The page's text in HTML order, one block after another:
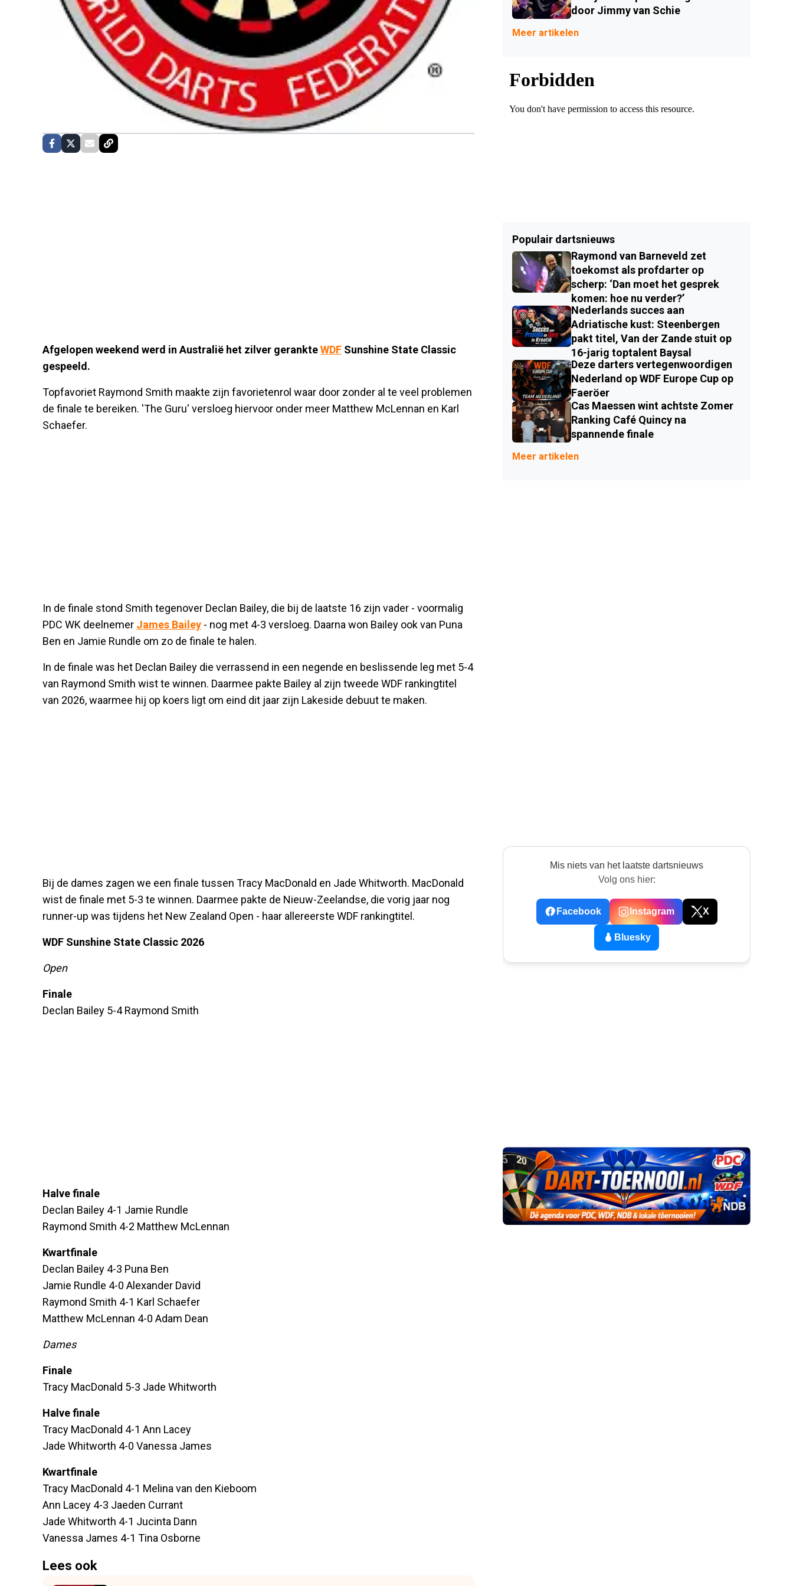
Afgelopen weekend werd in Australië het zilver gerankteWDF Sunshine State Classic
gespeeld.
Topfavoriet Raymond Smith maakte zijn favorietenrol waar door zonder al te veel problemen
de finale te bereiken. 'The Guru' versloeg hiervoor onder meer Matthew McLennan en Karl
Schaefer.
In de finale stond Smith tegenover Declan Bailey, die bij de laatste 16 zijn vader - voormalig
PDC WK deelnemer James Bailey - nog met 4-3 versloeg. Daarna won Bailey ook van Puna
Ben en Jamie Rundle om zo de finale te halen.
In de finale was het Declan Bailey die verrassend in een negende en beslissende leg met 5-4
van Raymond Smith wist te winnen. Daarmee pakte Bailey al zijn tweede WDF rankingtitel
van 2026, waarmee hij op koers ligt om eind dit jaar zijn Lakeside debuut te maken.
Bij de dames zagen we een finale tussen Tracy MacDonald en Jade Whitworth. MacDonald
wist de finale met 5-3 te winnen. Daarmee pakte de Nieuw-Zeelandse, die vorig jaar nog
runner-up was tijdens het New Zealand Open - haar allereerste WDF rankingtitel.
WDF Sunshine State Classic 2026
Open
Finale
Declan Bailey 5-4 Raymond Smith
Halve finale
Declan Bailey 4-1 Jamie Rundle
Raymond Smith 4-2 Matthew McLennan
Kwartfinale
Declan Bailey 4-3 Puna Ben
Jamie Rundle 4-0 Alexander David
Raymond Smith 4-1 Karl Schaefer
Matthew McLennan 4-0 Adam Dean
Dames
Finale
Tracy MacDonald 5-3 Jade Whitworth
Halve finale
Tracy MacDonald 4-1 Ann Lacey
Jade Whitworth 4-0 Vanessa James
Kwartfinale
Tracy MacDonald 4-1 Melina van den Kieboom
Ann Lacey 4-3 Jaeden Currant
Jade Whitworth 4-1 Jucinta Dann
Vanessa James 4-1 Tina Osborne
Lees ook
door Jimmy van Schie
Meer artikelen
Populair dartsnieuws
Raymond van Barneveld zet
toekomst als profdarter op
scherp: ‘Dan moet het gesprek
komen: hoe nu verder?’
Nederlands succes aan
Adriatische kust: Steenbergen
pakt titel, Van der Zande stuit op
16-jarig toptalent Baysal
Deze darters vertegenwoordigen
Nederland op WDF Europe Cup op
Faeröer
Cas Maessen wint achtste Zomer
Ranking Café Quincy na
spannende finale
Meer artikelen
Mis niets van het laatste dartsnieuws
Volg ons hier:
Facebook Instagram X
Bluesky